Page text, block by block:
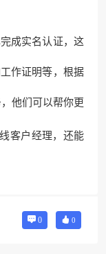
成实名认证，这
作证明等，根据
他们可以帮你更
客户经理，还能
0 0